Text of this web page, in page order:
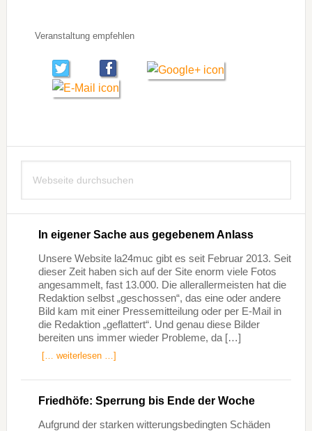
Veranstaltung empfehlen
Seitenspalte
durchsuchen
In eigener Sache aus gegebenem Anlass
Unsere Website la24muc gibt es seit Februar 2013. Seit
dieser Zeit haben sich auf der Site enorm viele Fotos
angesammelt, fast 13.000. Die allerallermeisten hat die
Redaktion selbst „geschossen“, das eine oder andere
Bild kam mit einer Pressemitteilung oder per E-Mail in
die Redaktion „geflattert“. Und genau diese Bilder
bereiten uns immer wieder Probleme, da […]
[… weiterlesen …]
Friedhöfe: Sperrung bis Ende der Woche
Aufgrund der starken witterungsbedingten Schäden